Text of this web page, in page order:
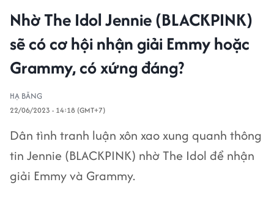
Nhờ The Idol Jennie (BLACKPINK)
sẽ có cơ hội nhận giải Emmy hoặc
Grammy, có xứng đáng?
HẠ BĂNG
22/06/2023 - 14:18 (GMT+7)
Dân tình tranh luận xôn xao xung quanh thông
tin Jennie (BLACKPINK) nhờ The Idol để nhận
giải Emmy và Grammy.